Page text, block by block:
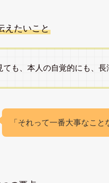
えたいこと
ても、本人の自覚的にも、
「それって一番大事なこ